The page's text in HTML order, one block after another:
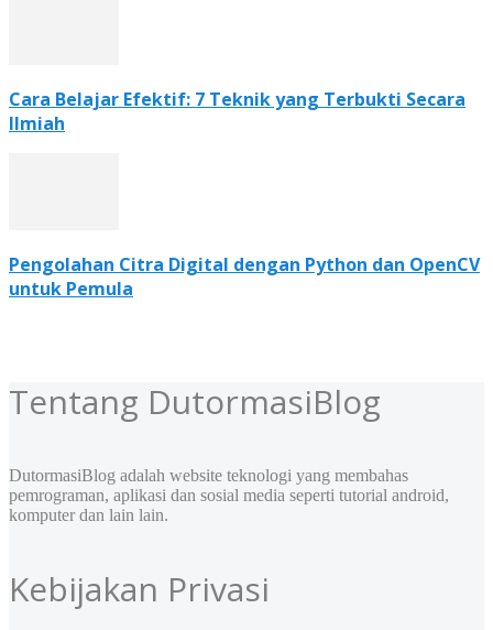
Cara Belajar Efektif: 7 Teknik yang Terbukti Secara
Ilmiah
Pengolahan Citra Digital dengan Python dan OpenCV
untuk Pemula
Tentang DutormasiBlog
DutormasiBlog adalah website teknologi yang membahas
pemrograman, aplikasi dan sosial media seperti tutorial android,
komputer dan lain lain.
Kebijakan Privasi